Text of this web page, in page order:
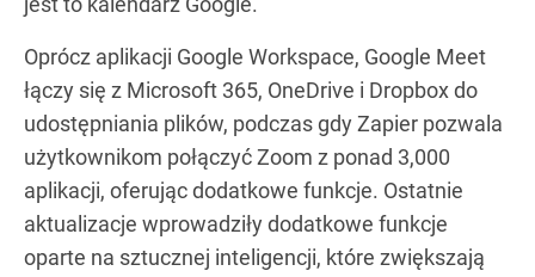
Oprócz aplikacji Google Workspace, Google Meet
łączy się z Microsoft 365, OneDrive i Dropbox do
udostępniania plików, podczas gdy Zapier pozwala
użytkownikom połączyć Zoom z ponad 3,000
aplikacji, oferując dodatkowe funkcje. Ostatnie
aktualizacje wprowadziły dodatkowe funkcje
oparte na sztucznej inteligencji, które zwiększają